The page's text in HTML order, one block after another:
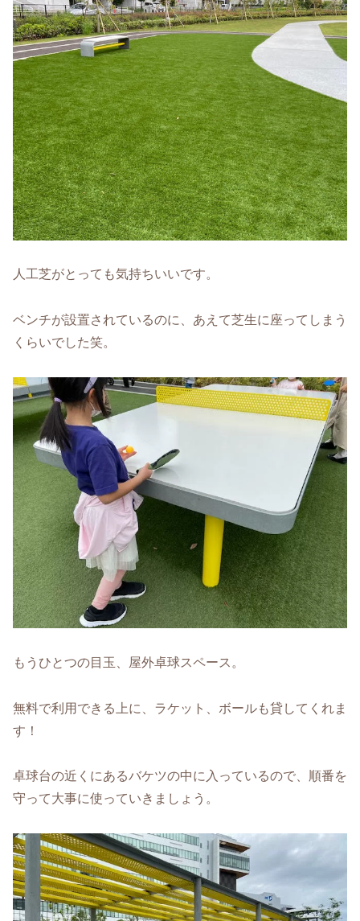
人工芝がとっても気持ちいいです。
ベンチが設置されているのに、あえて芝生に座ってしまう
くらいでした笑。
もうひとつの目玉、屋外卓球スペース。
無料で利用できる上に、ラケット、ボールも貸してくれま
す！
卓球台の近くにあるバケツの中に入っているので、順番を
守って大事に使っていきましょう。